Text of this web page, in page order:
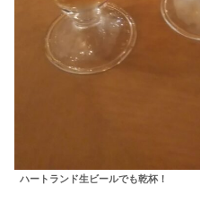
ハートランド生ビールでも乾杯！